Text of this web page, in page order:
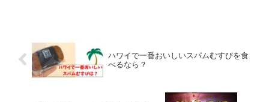
ハワイで一番おいしいスパムむすびを食
べるなら？